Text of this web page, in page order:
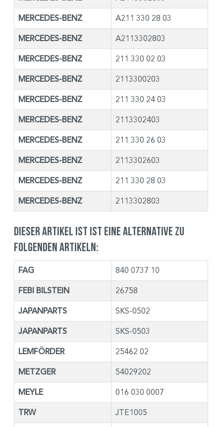
MERCEDES-BENZ A211 330 28 03
MERCEDES-BENZ A2113302803
MERCEDES-BENZ 211 330 02 03
MERCEDES-BENZ 2113300203
MERCEDES-BENZ 211 330 24 03
MERCEDES-BENZ 2113302403
MERCEDES-BENZ 211 330 26 03
MERCEDES-BENZ 2113302603
MERCEDES-BENZ 211 330 28 03
MERCEDES-BENZ 2113302803
Dieser Artikel ist ist eine Alternative zu
folgenden Artikeln:
FAG 840 0737 10
FEBI BILSTEIN 26758
JAPANPARTS SKS-0502
JAPANPARTS SKS-0503
LEMFÖRDER 25462 02
METZGER 54029202
MEYLE 016 030 0007
TRW JTE1005